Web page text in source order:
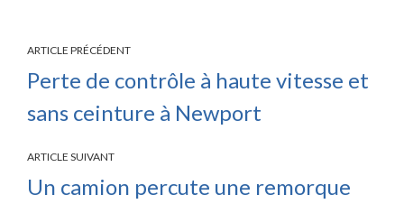
ARTICLE PRÉCÉDENT
Perte de contrôle à haute vitesse et
sans ceinture à Newport
ARTICLE SUIVANT
Un camion percute une remorque